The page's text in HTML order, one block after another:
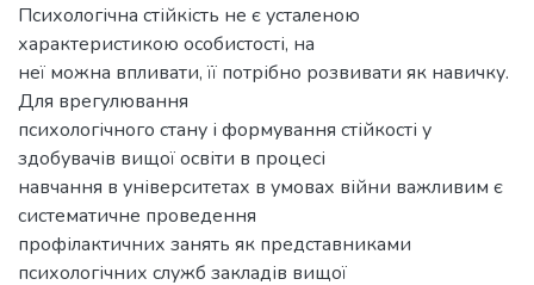
Психологічна стійкість не є усталеною
характеристикою особистості, на
неї можна впливати, її потрібно розвивати як навичку.
Для врегулювання
психологічного стану і формування стійкості у
здобувачів вищої освіти в процесі
навчання в університетах в умовах війни важливим є
систематичне проведення
профілактичних занять як представниками
психологічних служб закладів вищої